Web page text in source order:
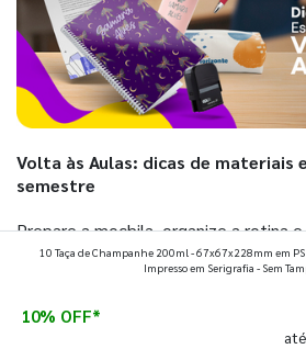
Volta às Aulas: dicas de materiais
semestre
Prepare a mochila, organize a rotina
que fazem toda diferença para
10 Taça de Champanhe 200ml - 67x67x228mm em
Impresso em Serigrafia - Sem
10% OFF*